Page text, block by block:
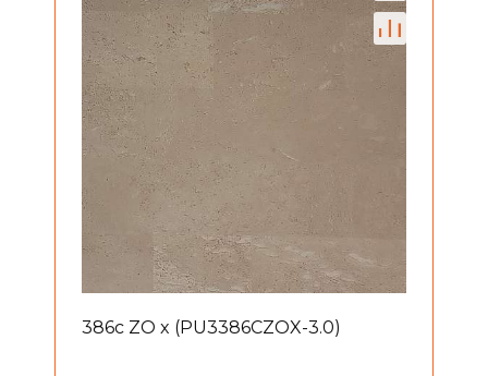
386с ZO x (PU3386CZOX-3.0)